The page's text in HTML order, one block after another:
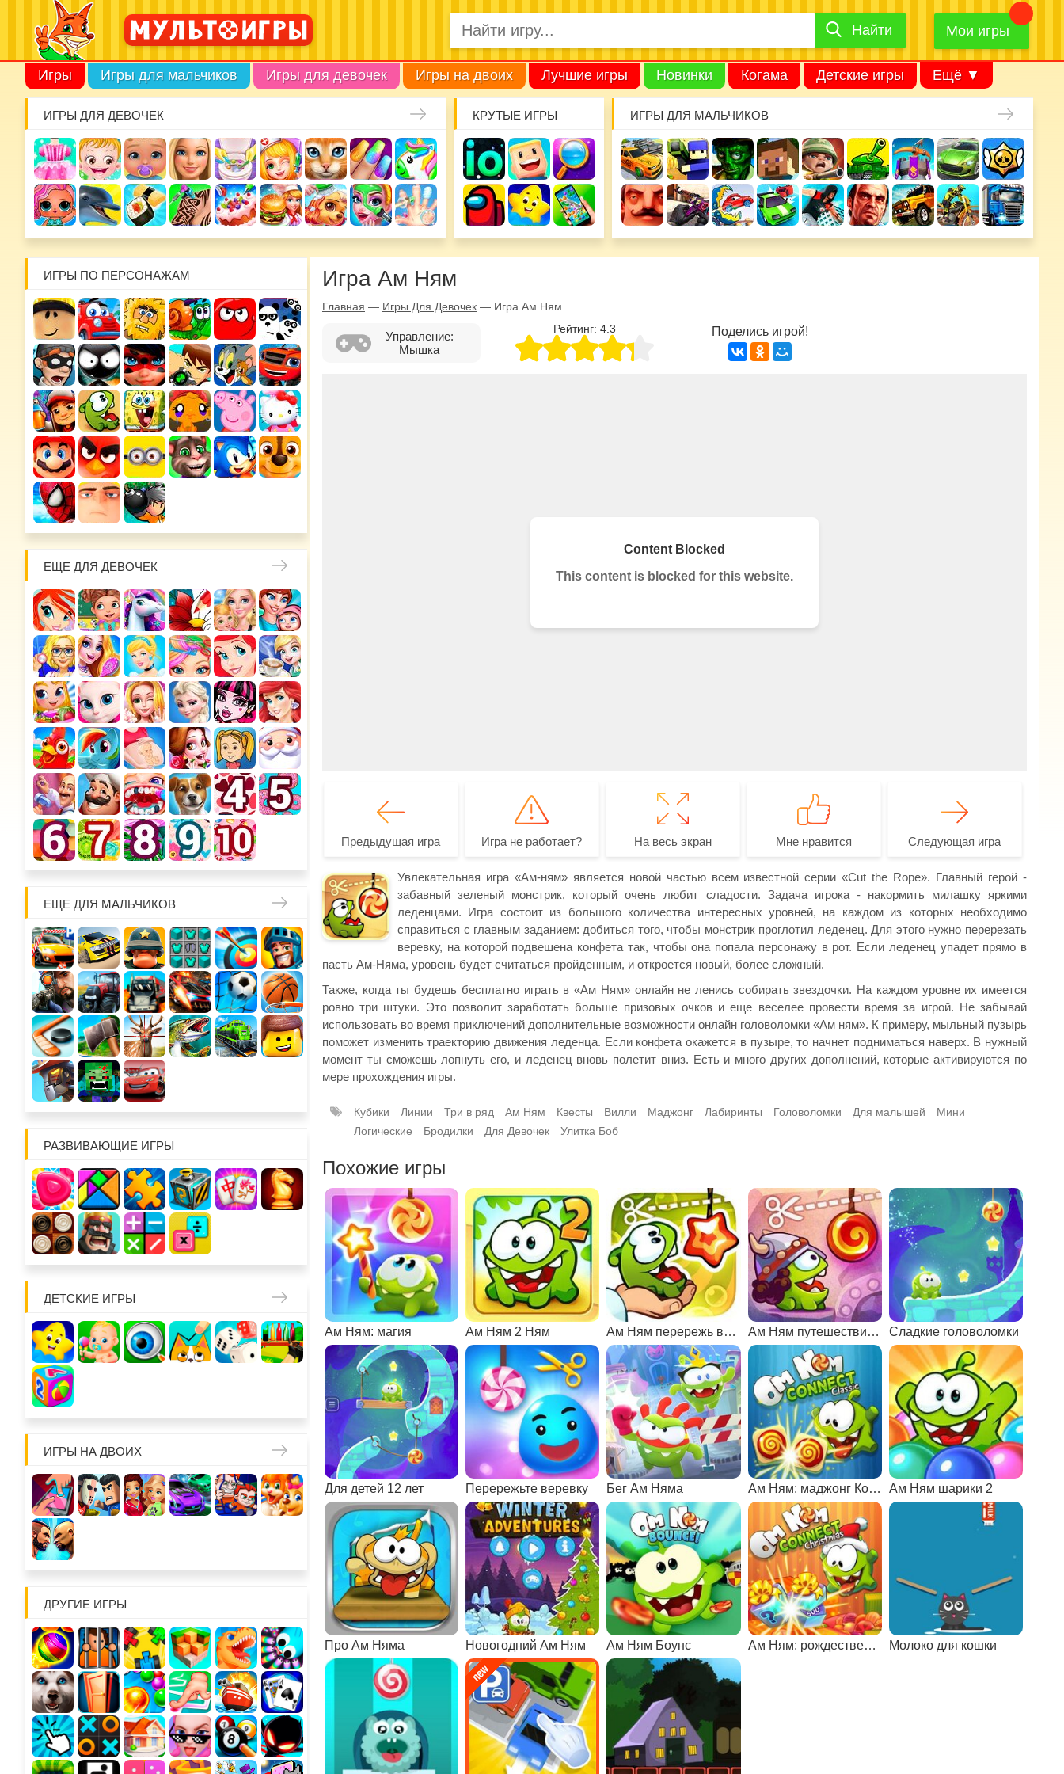
Найти
Найти Мои игры
Игры Игры для мальчиков Игры для девочек Игры на двоих Лучшие игры Новинки Когама Детские игры Ещё ▼
ИГРЫ ДЛЯ ДЕВОЧЕК КРУТЫЕ ИГРЫ ИГРЫ ДЛЯ МАЛЬЧИКОВ
ИГРЫ ПО ПЕРСОНАЖАМ
ЕЩЕ ДЛЯ ДЕВОЧЕК
ЕЩЕ ДЛЯ МАЛЬЧИКОВ
РАЗВИВАЮЩИЕ ИГРЫ
ДЕТСКИЕ ИГРЫ
ИГРЫ НА ДВОИХ
ДРУГИЕ ИГРЫ
Игра Ам Ням
Главная — Игры Для Девочек — Игра Ам Ням
Управление:
Мышка
Рейтинг: 4.3 Поделись игрой!
Предыдущая игра Игра не работает? На весь экран Мне нравится Следующая игра
Увлекательная игра «Ам-ням» является новой частью всем известной серии «Cut the Rope». Главный герой -
забавный зеленый монстрик, который очень любит сладости. Задача игрока - накормить милашку яркими
леденцами. Игра состоит из большого количества интересных уровней, на каждом из которых необходимо
справиться с главным заданием: добиться того, чтобы монстрик проглотил леденец. Для этого нужно перерезать
веревку, на которой подвешена конфета так, чтобы она попала персонажу в рот. Если леденец упадет прямо в
пасть Ам-Няма, уровень будет считаться пройденным, и откроется новый, более сложный.
Также, когда ты будешь бесплатно играть в «Ам Ням» онлайн не ленись собирать звездочки. На каждом уровне их имеется
ровно три штуки. Это позволит заработать больше призовых очков и еще веселее провести время за игрой. Не забывай
использовать во время приключений дополнительные возможности онлайн головоломки «Ам ням». К примеру, мыльный пузырь
поможет изменить траекторию движения леденца. Если конфета окажется в пузыре, то начнет подниматься наверх. В нужный
момент ты сможешь лопнуть его, и леденец вновь полетит вниз. Есть и много других дополнений, которые активируются по
мере прохождения игры.
Кубики Линии Три в ряд Ам Ням Квесты Вилли Маджонг Лабиринты Головоломки Для малышей
Мини
Логические
Бродилки Для Девочек Улитка Боб
Похожие игры
Ам Ням: магия Ам Ням 2 Ням Ам Ням перережь веревку 1 Ам Ням путешествие во времени Сладкие головоломки
Для детей 12 лет Перережьте веревку Бег Ам Няма Ам Ням: маджонг Коннект Ам Ням шарики 2
Про Ам Няма Новогодний Ам Ням Ам Ням Боунс Ам Ням: рождественский Коннект Молоко для кошки